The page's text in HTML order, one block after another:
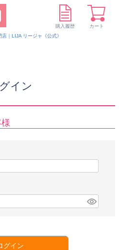
｜LIJA リージャ《公式》
購入履歴 カート
イン
グイン